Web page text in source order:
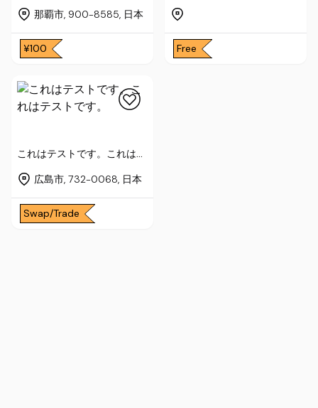
那覇市, 900-8585, 日本
¥100 Free
これはテストです。これはテ
広島市, 732-0068, 日本
Swap/Trade